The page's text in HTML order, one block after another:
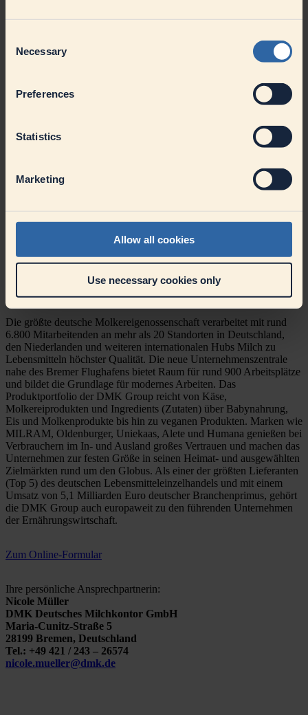
Selection
Necessary
Preferences
Statistics
Marketing
Allow all cookies
Use necessary cookies only
Umfassendes technisches Verständnis für unsere
Bereitschaft zur 3-Schicht- sowie zur Feiertags- und
Wochenendarbeit
bei38
13. Gehaltund
zusätzliches
Wochenenden
Werkseigene
und kostengünstiger Einkauf unserer
Freuen Sie sich auf eine Unternehmenskultur, in der Sie als Mensch
zählen. Konkret heißt das: Wir legen großen Wert auf einen offenen
ob Sie alle Anforderungen erfüllen? Lassen Sie uns gemeinsam
herausfinden, ob wir zueinander passen. Wir freuen uns auf Ihre
Bewerbung! Bewerbungen von schwerbehinderten/gleichgestellten
Menschen begrüßen wir ausdrücklich.
Die größte deutsche Molkereigenossenschaft verarbeitet mit rund
6.800 Mitarbeitenden an mehr als 20 Standorten in Deutschland,
den Niederlanden und weiteren internationalen Hubs Milch zu
Lebensmitteln höchster Qualität. Die neue Unternehmenszentrale
nahe des Bremer Flughafens bietet Raum für rund 900 Arbeitsplätze
und bildet die Grundlage für modernes Arbeiten. Das
Produktportfolio der DMK Group reicht von Käse,
Molkereiprodukten und Ingredients (Zutaten) über Babynahrung,
Eis und Molkenprodukte bis hin zu veganen Produkten. Marken wie
MILRAM, Oldenburger, Uniekaas, Alete und Humana genießen bei
Verbrauchern im In- und Ausland großes Vertrauen und machen das
Unternehmen zur festen Größe in seinen Heimat- und ausgewählten
Zielmärkten rund um den Globus. Als einer der größten Lieferanten
(Top 5) des deutschen Lebensmitteleinzelhandels und mit einem
Umsatz von 5,1 Milliarden Euro deutscher Branchenprimus, gehört
die DMK Group auch europaweit zu den führenden Unternehmen
der Ernährungswirtschaft.
Zum Online-Formular
Ihre persönliche Ansprechpartnerin:
Nicole Müller
DMK Deutsches Milchkontor GmbH
Maria-Cunitz-Straße 5
28199 Bremen, Deutschland
Tel.: +49 421 / 243 – 26574
nicole.mueller@dmk.de